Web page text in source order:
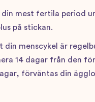
mest fertila period
på stickan.
menscykel är
14 dagar från den
förväntas din